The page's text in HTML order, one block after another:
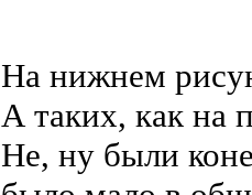
На нижнем
А таких, как на
Не, ну были